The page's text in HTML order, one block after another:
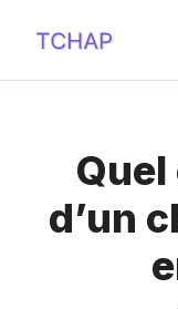
contenu
d’un